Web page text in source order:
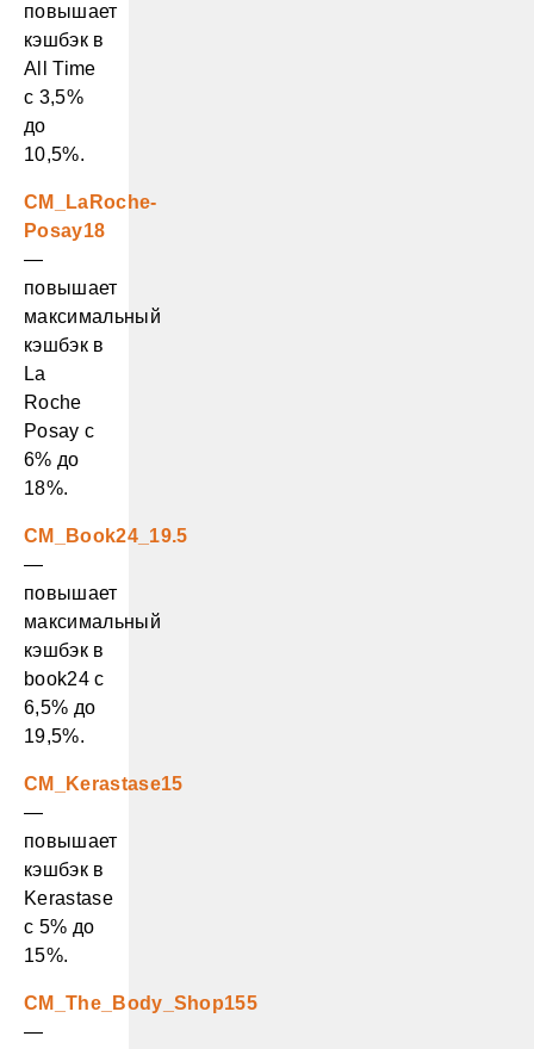
повышает
кэшбэк в
All Time
с 3,5%
до
10,5%.
CM_LaRoche-
Posay18
—
повышает
максимальный
кэшбэк в
La
Roche
Posay с
6% до
18%.
CM_Book24_19.5
—
повышает
максимальный
кэшбэк в
book24 с
6,5% до
19,5%.
CM_Kerastase15
—
повышает
кэшбэк в
Kerastase
с 5% до
15%.
CM_The_Body_Shop155
—